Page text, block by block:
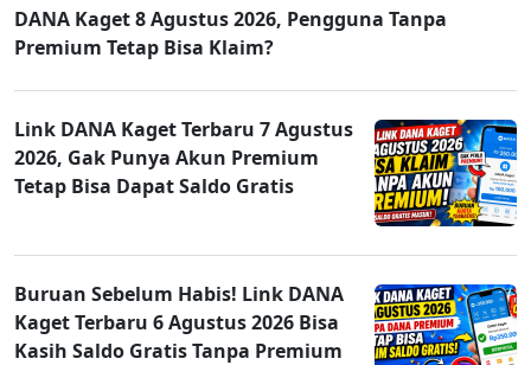
DANA Kaget 8 Agustus 2026, Pengguna Tanpa
Premium Tetap Bisa Klaim?
Link DANA Kaget Terbaru 7 Agustus
2026, Gak Punya Akun Premium
Tetap Bisa Dapat Saldo Gratis
Buruan Sebelum Habis! Link DANA
Kaget Terbaru 6 Agustus 2026 Bisa
Kasih Saldo Gratis Tanpa Premium